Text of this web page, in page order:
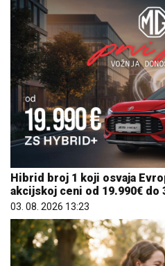
Hibrid broj 1 koji osvaja
akcijskoj ceni od 19.990€ do
03. 08. 2026 13:23